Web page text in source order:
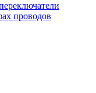
проводов